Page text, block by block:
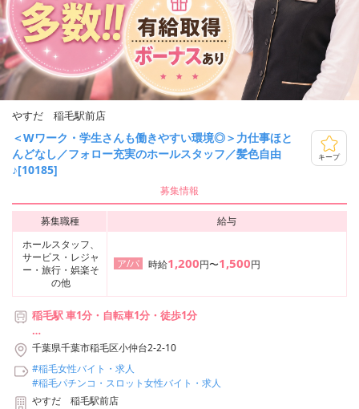
やすだ 稲毛駅前店
＜Wワーク・学生さんも働きやすい環境◎＞力仕事ほと
んどなし／フォロー充実のホールスタッフ／髪色自由
♪[10185]
キープ
募集情報
募集職種
給与
ホールスタッフ、
サービス・レジャ
ー・旅行・娯楽そ
の他
ア/パ 時給1,200円〜1,500円
稲毛駅 車1分・自転車1分・徒歩1分
【利用可能な路線】
・JR総武線 稲毛駅
千葉県千葉市稲毛区小仲台2-2-10
#稲毛女性バイト・求人
#稲毛パチンコ・スロット女性バイト・求人
やすだ 稲毛駅前店